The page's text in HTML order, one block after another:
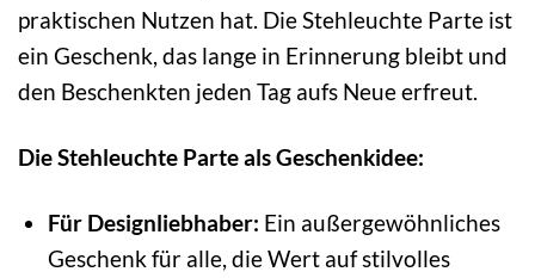
praktischen Nutzen hat. Die Stehleuchte Parte ist
ein Geschenk, das lange in Erinnerung bleibt und
den Beschenkten jeden Tag aufs Neue erfreut.
Die Stehleuchte Parte als Geschenkidee:
Für Designliebhaber: Ein außergewöhnliches
Geschenk für alle, die Wert auf stilvolles